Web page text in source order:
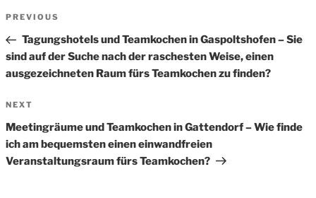
Beitrags-
Previous
Post
PREVIOUS
Tagungshotels und Teamkochen in Gaspoltshofen – Sie
sind auf der Suche nach der raschesten Weise, einen
ausgezeichneten Raum fürs Teamkochen zu finden?
Next
Post
NEXT
Meetingräume und Teamkochen in Gattendorf – Wie finde
ich am bequemsten einen einwandfreien
Veranstaltungsraum fürs Teamkochen?